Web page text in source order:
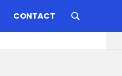
CONTACT